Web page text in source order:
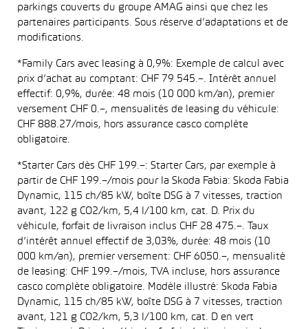
parkings couverts du groupe AMAG ainsi que chez les
partenaires participants. Sous réserve d’adaptations et de
modifications.
*Family Cars avec leasing à 0,9%: Exemple de calcul avec
prix d’achat au comptant: CHF 79 545.–. Intérêt annuel
effectif: 0,9%, durée: 48 mois (10 000 km/an), premier
versement CHF 0.–, mensualités de leasing du véhicule:
CHF 888.27/mois, hors assurance casco complète
obligatoire.
*Starter Cars dès CHF 199.–: Starter Cars, par exemple à
partir de CHF 199.–/mois pour la Skoda Fabia: Skoda Fabia
Dynamic, 115 ch/85 kW, boîte DSG à 7 vitesses, traction
avant, 122 g CO2/km, 5,4 l/100 km, cat. D. Prix du
véhicule, forfait de livraison inclus CHF 28 475.–. Taux
d’intérêt annuel effectif de 3,03%, durée: 48 mois (10
000 km/an), premier versement: CHF 6050.–, mensualité
de leasing: CHF 199.–/mois, TVA incluse, hors assurance
casco complète obligatoire. Modèle illustré: Skoda Fabia
Dynamic, 115 ch/85 kW, boîte DSG à 7 vitesses, traction
avant, 121 g CO2/km, 5,3 l/100 km, cat. D en vert